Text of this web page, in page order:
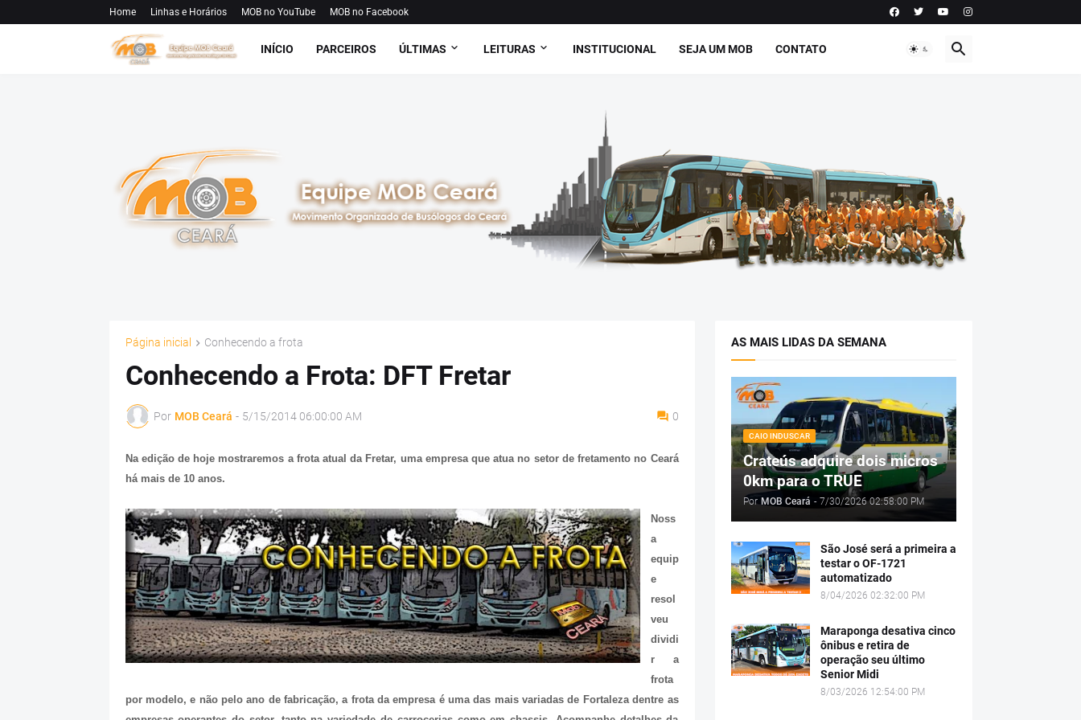
Home Linhas e Horários MOB no YouTube MOB no Facebook
INÍCIO PARCEIROS ÚLTIMAS LEITURAS INSTITUCIONAL SEJA UM MOB CONTATO
Página inicial Conhecendo a frota
Conhecendo a Frota: DFT Fretar
Por MOB Ceará - 5/15/2014 06:00:00 AM 0
Na edição de hoje mostraremos a frota atual da Fretar, uma empresa que atua no setor de fretamento no Ceará
há mais de 10 anos.
Noss
a
equip
e
resol
veu
dividi
r a
frota
por modelo, e não pelo ano de fabricação, a frota da empresa é uma das mais variadas de Fortaleza dentre as
AS MAIS LIDAS DA SEMANA
CAIO INDUSCAR
Crateús adquire dois micros
0km para o TRUE
Por MOB Ceará - 7/30/2026 02:58:00 PM
São José será a primeira a
testar o OF-1721
automatizado
8/04/2026 02:32:00 PM
Maraponga desativa cinco
ônibus e retira de
operação seu último
Senior Midi
8/03/2026 12:54:00 PM